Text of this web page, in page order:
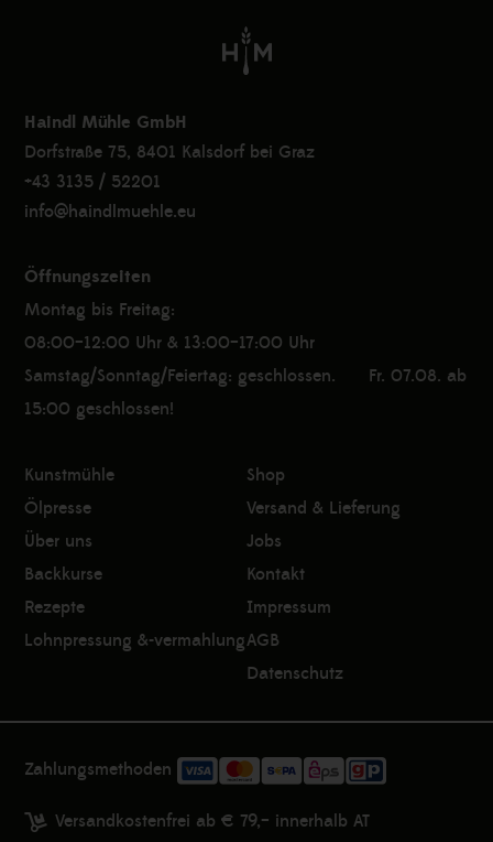
Haindl Mühle GmbH
Dorfstraße 75, 8401 Kalsdorf bei Graz
+43 3135 / 52201
info@haindlmuehle.eu
Öffnungszeiten
Montag bis Freitag:
08:00–12:00 Uhr & 13:00–17:00 Uhr
Samstag/Sonntag/Feiertag: geschlossen. Fr. 07.08. ab
15:00 geschlossen!
Kunstmühle
Ölpresse
Über uns
Backkurse
Rezepte
Lohnpressung &-vermahlung
Shop
Versand & Lieferung
Jobs
Kontakt
Impressum
AGB
Datenschutz
Zahlungsmethoden
Versandkostenfrei ab € 79,– innerhalb AT